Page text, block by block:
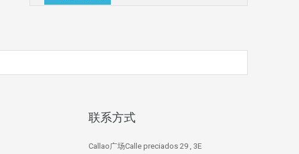
联系方式
Callao广场Calle preciados 29 , 3E